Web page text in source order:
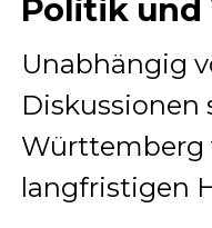
Politik
Unabhängig
Diskussionen
Württemberg
langfristigen